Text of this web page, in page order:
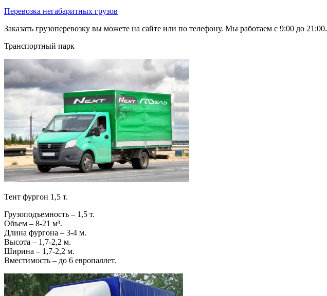
Перевозка негабаритных грузов
Заказать грузоперевозку вы можете на сайте или по телефону. Мы работаем с 9:00 до 21:00.
Транспортный парк
Тент фургон 1,5 т.
Грузоподъемность – 1,5 т.
Объем – 8-21 м³.
Длина фургона – 3-4 м.
Высота – 1,7-2,2 м.
Ширина – 1,7-2,2 м.
Вместимость – до 6 европаллет.